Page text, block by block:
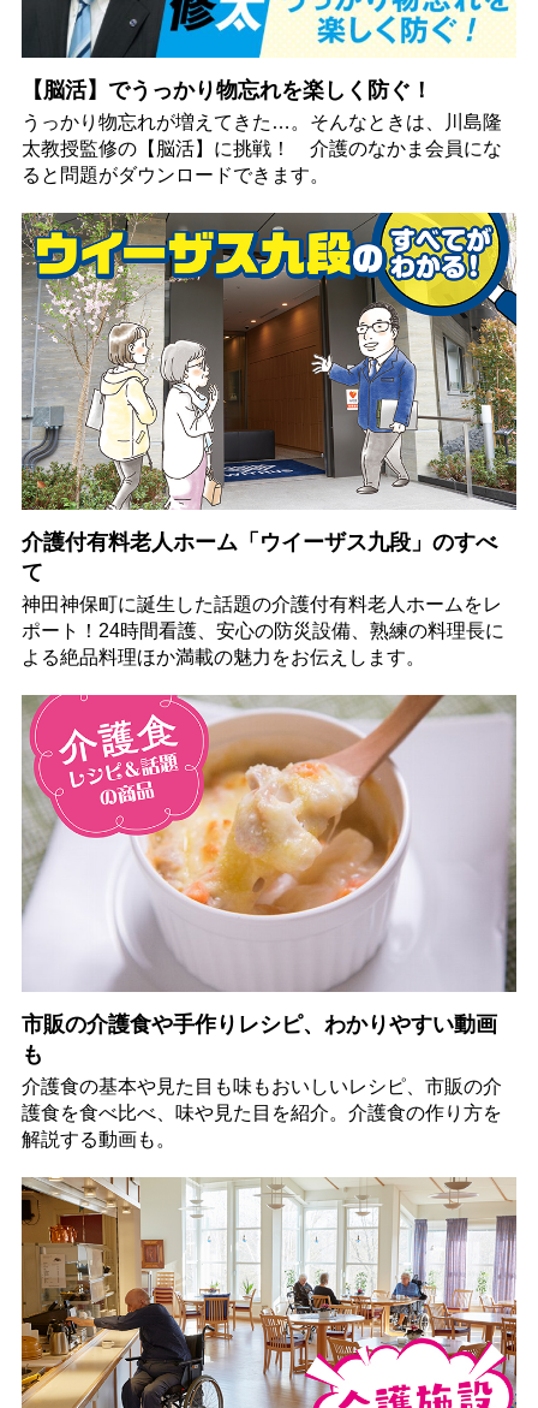
【脳活】でうっかり物忘れを楽しく防ぐ！
うっかり物忘れが増えてきた…。そんなときは、川島隆
太教授監修の【脳活】に挑戦！ 介護のなかま会員にな
ると問題がダウンロードできます。
介護付有料老人ホーム「ウイーザス九段」のすべ
て
神田神保町に誕生した話題の介護付有料老人ホームをレ
ポート！24時間看護、安心の防災設備、熟練の料理長に
よる絶品料理ほか満載の魅力をお伝えします。
市販の介護食や手作りレシピ、わかりやすい動画
も
介護食の基本や見た目も味もおいしいレシピ、市販の介
護食を食べ比べ、味や見た目を紹介。介護食の作り方を
解説する動画も。